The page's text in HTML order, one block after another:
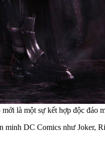
là một sự kết hợp độc đáo
minh DC Comics như Joker,